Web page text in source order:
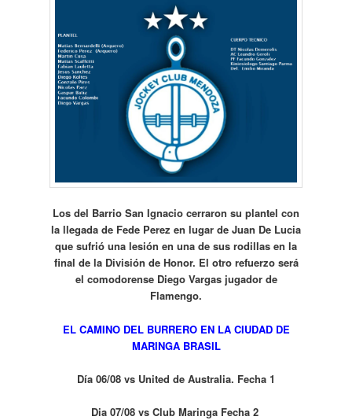
Los del Barrio San Ignacio cerraron su plantel con
la llegada de Fede Perez en lugar de Juan De Lucia
que sufrió una lesión en una de sus rodillas en la
final de la División de Honor. El otro refuerzo será
el comodorense Diego Vargas jugador de
Flamengo.
EL CAMINO DEL BURRERO EN LA CIUDAD DE
MARINGA BRASIL
Día 06/08 vs United de Australia. Fecha 1
Dia 07/08 vs Club Maringa Fecha 2